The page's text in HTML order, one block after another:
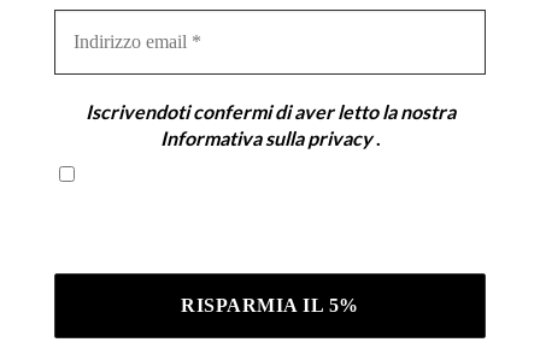
email
Iscrivendoti confermi di aver letto la nostra
Informativa sulla privacy.